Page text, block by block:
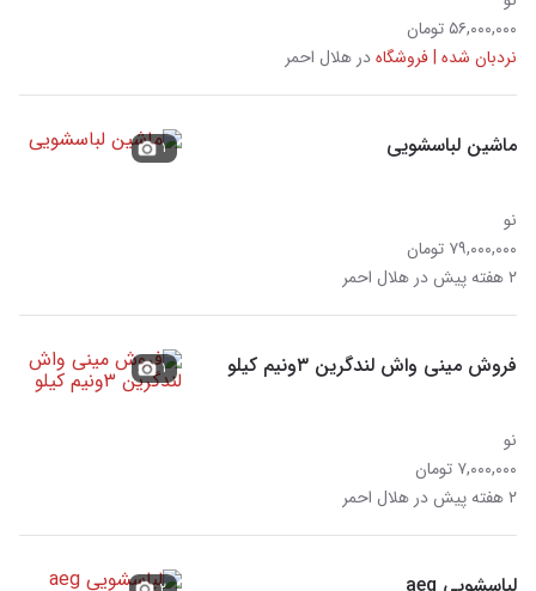
۵۶,۰۰۰,۰۰۰ تومان
نردبان شده | فروشگاهدر هلال احمر
ماشین لباسشویی
نو
۷۹,۰۰۰,۰۰۰ تومان
۲ هفته پیش در هلال احمر
۱
فروش مینی واش لندگرین ۳ونیم کیلو
نو
۷,۰۰۰,۰۰۰ تومان
۲ هفته پیش در هلال احمر
۱